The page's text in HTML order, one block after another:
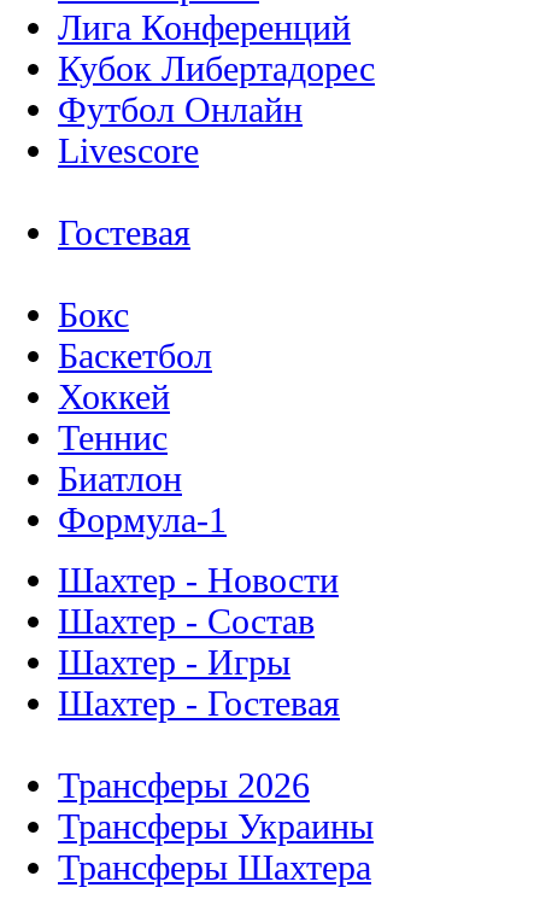
Лига Конференций
Кубок Либертадорес
Футбол Онлайн
Livescore
Гостевая
Бокс
Баскетбол
Хоккей
Теннис
Биатлон
Формула-1
Шахтер - Новости
Шахтер - Состав
Шахтер - Игры
Шахтер - Гостевая
Трансферы 2026
Трансферы Украины
Трансферы Шахтера